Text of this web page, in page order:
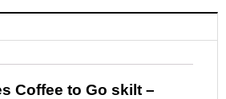
Coffee to Go skilt –